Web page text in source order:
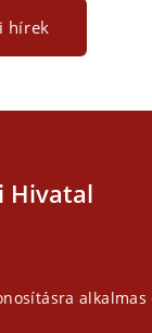
hírek
Hivatal